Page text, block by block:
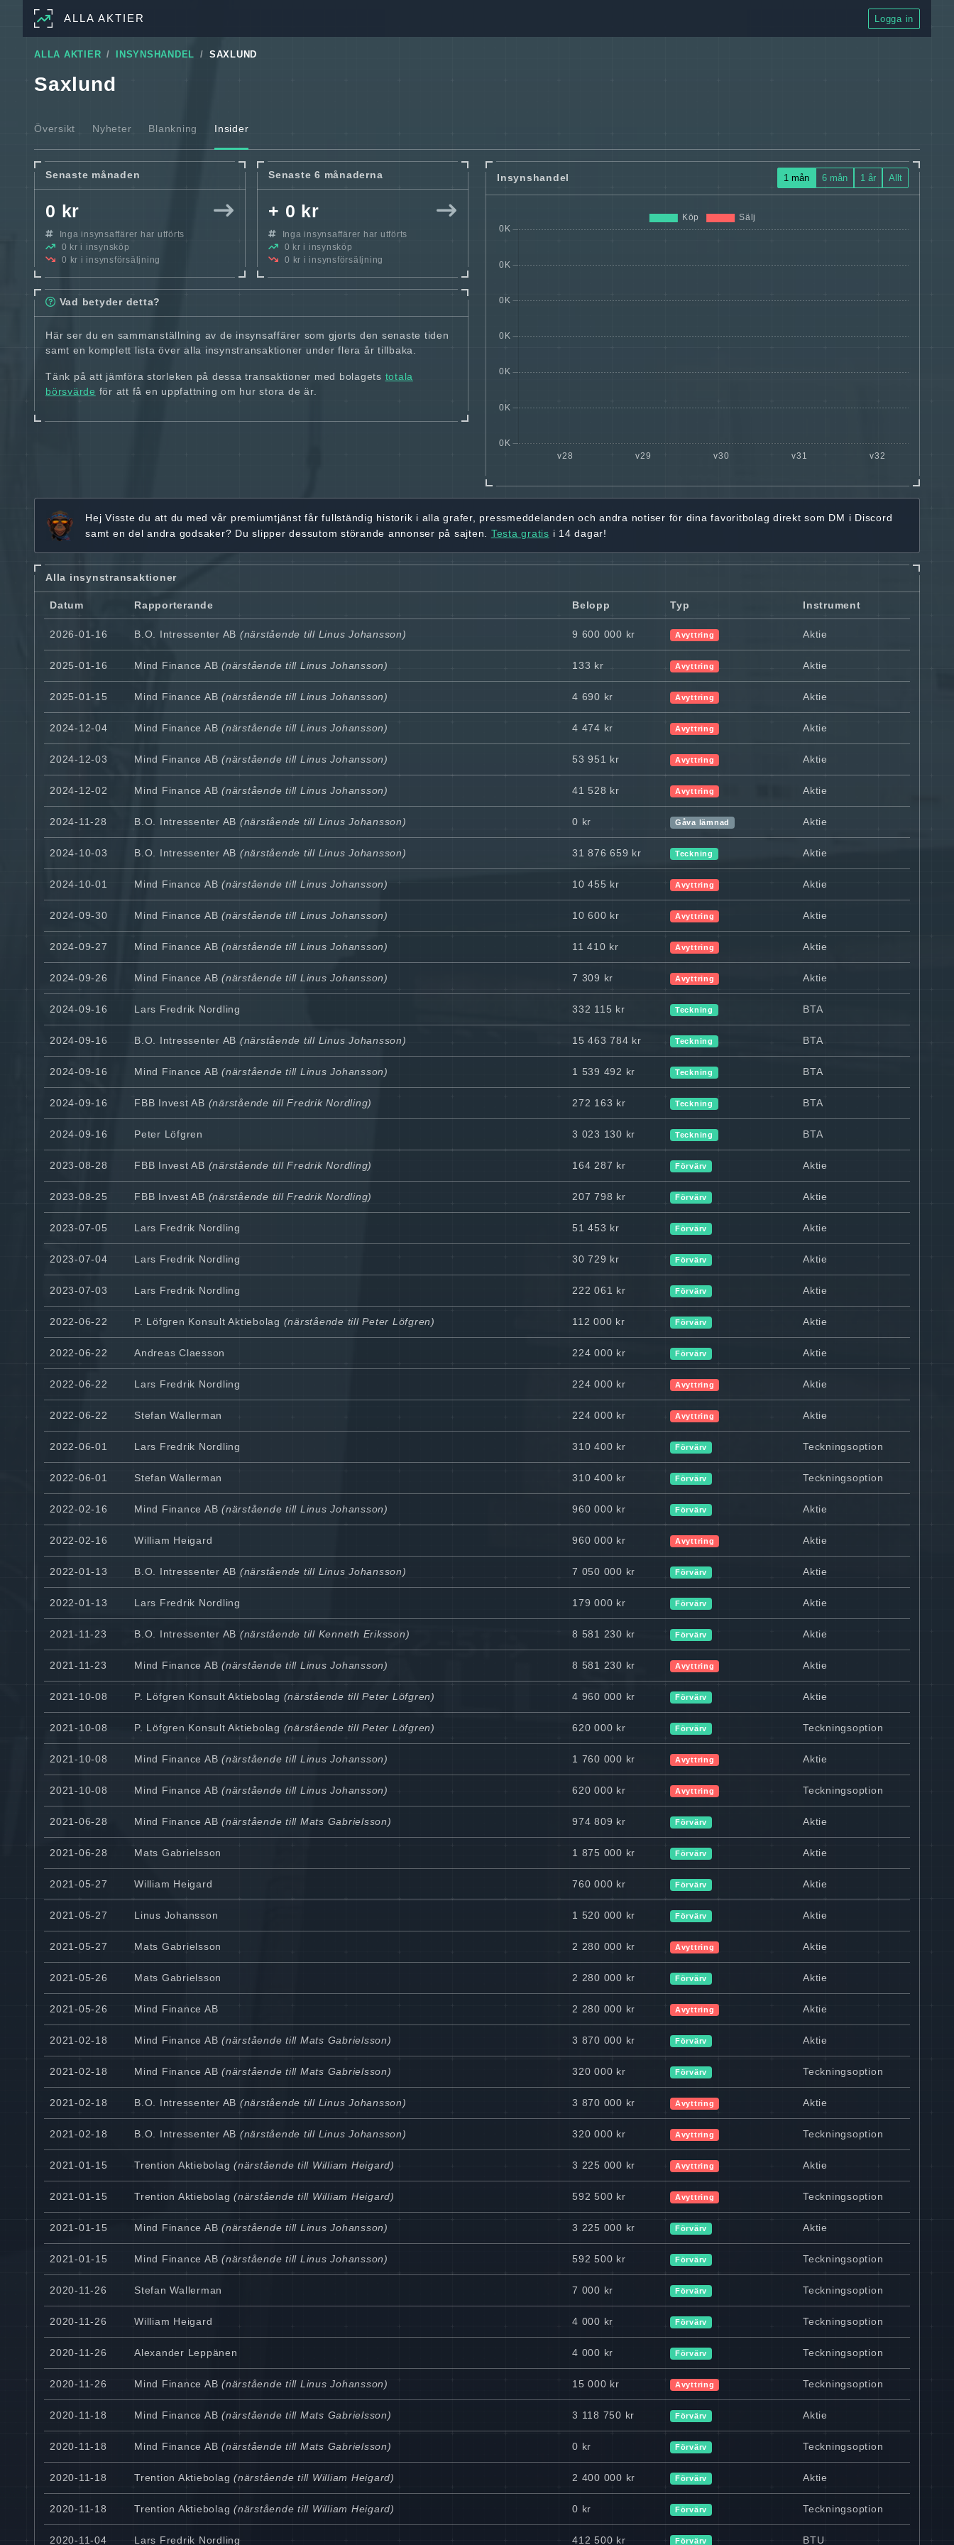
ALLA AKTIER Logga in
ALLA AKTIER INSYNSHANDEL SAXLUND
Saxlund
Översikt Nyheter Blankning Insider
Senaste månaden
0 kr
Inga insynsaffärer har utförts
0 kr i insynsköp
0 kr i insynsförsäljning
Senaste 6 månaderna
+ 0 kr
Inga insynsaffärer har utförts
0 kr i insynsköp
0 kr i insynsförsäljning
Vad betyder detta?
Här ser du en sammanställning av de insynsaffärer som gjorts den senaste tiden
samt en komplett lista över alla insynstransaktioner under flera år tillbaka.
Tänk på att jämföra storleken på dessa transaktioner med bolagets totala
börsvärde för att få en uppfattning om hur stora de är.
Insynshandel 1 mån 6 mån 1 år Allt
Hej Visste du att du med vår premiumtjänst fårfullständig historik i alla grafer, pressmeddelanden och andra notiser för dina favoritbolag direkt som DM i Discord
samt en del andra godsaker? Du slipper dessutom störande annonser på sajten. Testa gratis i 14 dagar!
Alla insynstransaktioner
Datum Rapporterande Belopp Typ Instrument
2026-01-16 B.O. Intressenter AB (närstående till Linus Johansson) 9 600 000 kr Avyttring Aktie
2025-01-16 Mind Finance AB (närstående till Linus Johansson) 133 kr Avyttring Aktie
2025-01-15 Mind Finance AB (närstående till Linus Johansson) 4 690 kr Avyttring Aktie
2024-12-04 Mind Finance AB (närstående till Linus Johansson) 4 474 kr Avyttring Aktie
2024-12-03 Mind Finance AB (närstående till Linus Johansson) 53 951 kr Avyttring Aktie
2024-12-02 Mind Finance AB (närstående till Linus Johansson) 41 528 kr Avyttring Aktie
2024-11-28 B.O. Intressenter AB (närstående till Linus Johansson) 0 kr Gåva lämnad Aktie
2024-10-03 B.O. Intressenter AB (närstående till Linus Johansson) 31 876 659 kr Teckning Aktie
2024-10-01 Mind Finance AB (närstående till Linus Johansson) 10 455 kr Avyttring Aktie
2024-09-30 Mind Finance AB (närstående till Linus Johansson) 10 600 kr Avyttring Aktie
2024-09-27 Mind Finance AB (närstående till Linus Johansson) 11 410 kr Avyttring Aktie
2024-09-26 Mind Finance AB (närstående till Linus Johansson) 7 309 kr Avyttring Aktie
2024-09-16 Lars Fredrik Nordling 332 115 kr Teckning BTA
2024-09-16 B.O. Intressenter AB (närstående till Linus Johansson) 15 463 784 kr Teckning BTA
2024-09-16 Mind Finance AB (närstående till Linus Johansson) 1 539 492 kr Teckning BTA
2024-09-16 FBB Invest AB (närstående till Fredrik Nordling) 272 163 kr Teckning BTA
2024-09-16 Peter Löfgren 3 023 130 kr Teckning BTA
2023-08-28 FBB Invest AB (närstående till Fredrik Nordling) 164 287 kr Förvärv Aktie
2023-08-25 FBB Invest AB (närstående till Fredrik Nordling) 207 798 kr Förvärv Aktie
2023-07-05 Lars Fredrik Nordling 51 453 kr Förvärv Aktie
2023-07-04 Lars Fredrik Nordling 30 729 kr Förvärv Aktie
2023-07-03 Lars Fredrik Nordling 222 061 kr Förvärv Aktie
2022-06-22 P. Löfgren Konsult Aktiebolag (närstående till Peter Löfgren) 112 000 kr Förvärv Aktie
2022-06-22 Andreas Claesson 224 000 kr Förvärv Aktie
2022-06-22 Lars Fredrik Nordling 224 000 kr Avyttring Aktie
2022-06-22 Stefan Wallerman 224 000 kr Avyttring Aktie
2022-06-01 Lars Fredrik Nordling 310 400 kr Förvärv Teckningsoption
2022-06-01 Stefan Wallerman 310 400 kr Förvärv Teckningsoption
2022-02-16 Mind Finance AB (närstående till Linus Johansson) 960 000 kr Förvärv Aktie
2022-02-16 William Heigard 960 000 kr Avyttring Aktie
2022-01-13 B.O. Intressenter AB (närstående till Linus Johansson) 7 050 000 kr Förvärv Aktie
2022-01-13 Lars Fredrik Nordling 179 000 kr Förvärv Aktie
2021-11-23 B.O. Intressenter AB (närstående till Kenneth Eriksson) 8 581 230 kr Förvärv Aktie
2021-11-23 Mind Finance AB (närstående till Linus Johansson) 8 581 230 kr Avyttring Aktie
2021-10-08 P. Löfgren Konsult Aktiebolag (närstående till Peter Löfgren) 4 960 000 kr Förvärv Aktie
2021-10-08 P. Löfgren Konsult Aktiebolag (närstående till Peter Löfgren) 620 000 kr Förvärv Teckningsoption
2021-10-08 Mind Finance AB (närstående till Linus Johansson) 1 760 000 kr Avyttring Aktie
2021-10-08 Mind Finance AB (närstående till Linus Johansson) 620 000 kr Avyttring Teckningsoption
2021-06-28 Mind Finance AB (närstående till Mats Gabrielsson) 974 809 kr Förvärv Aktie
2021-06-28 Mats Gabrielsson 1 875 000 kr Förvärv Aktie
2021-05-27 William Heigard 760 000 kr Förvärv Aktie
2021-05-27 Linus Johansson 1 520 000 kr Förvärv Aktie
2021-05-27 Mats Gabrielsson 2 280 000 kr Avyttring Aktie
2021-05-26 Mats Gabrielsson 2 280 000 kr Förvärv Aktie
2021-05-26 Mind Finance AB 2 280 000 kr Avyttring Aktie
2021-02-18 Mind Finance AB (närstående till Mats Gabrielsson) 3 870 000 kr Förvärv Aktie
2021-02-18 Mind Finance AB (närstående till Mats Gabrielsson) 320 000 kr Förvärv Teckningsoption
2021-02-18 B.O. Intressenter AB (närstående till Linus Johansson) 3 870 000 kr Avyttring Aktie
2021-02-18 B.O. Intressenter AB (närstående till Linus Johansson) 320 000 kr Avyttring Teckningsoption
2021-01-15 Trention Aktiebolag (närstående till William Heigard) 3 225 000 kr Avyttring Aktie
2021-01-15 Trention Aktiebolag (närstående till William Heigard) 592 500 kr Avyttring Teckningsoption
2021-01-15 Mind Finance AB (närstående till Linus Johansson) 3 225 000 kr Förvärv Aktie
2021-01-15 Mind Finance AB (närstående till Linus Johansson) 592 500 kr Förvärv Teckningsoption
2020-11-26 Stefan Wallerman 7 000 kr Förvärv Teckningsoption
2020-11-26 William Heigard 4 000 kr Förvärv Teckningsoption
2020-11-26 Alexander Leppänen 4 000 kr Förvärv Teckningsoption
2020-11-26 Mind Finance AB (närstående till Linus Johansson) 15 000 kr Avyttring Teckningsoption
2020-11-18 Mind Finance AB (närstående till Mats Gabrielsson) 3 118 750 kr Förvärv Aktie
2020-11-18 Mind Finance AB (närstående till Mats Gabrielsson) 0 kr Förvärv Teckningsoption
2020-11-18 Trention Aktiebolag (närstående till William Heigard) 2 400 000 kr Förvärv Aktie
2020-11-18 Trention Aktiebolag (närstående till William Heigard) 0 kr Förvärv Teckningsoption
2020-11-04 Lars Fredrik Nordling 412 500 kr Förvärv BTU